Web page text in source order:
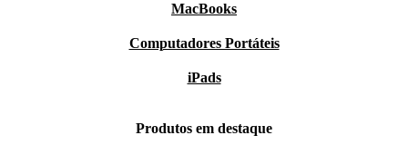
MacBooks
Computadores Portáteis
iPads
Produtos em destaque